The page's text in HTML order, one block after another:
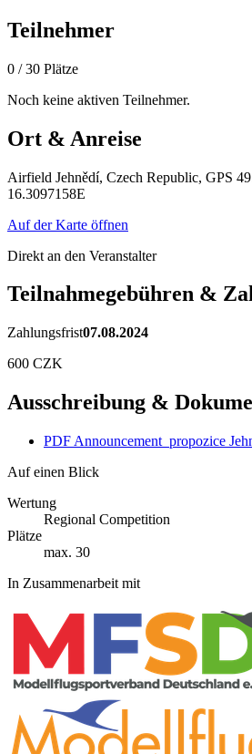
Teilnehmer
0 / 30 Plätze
Noch keine aktiven Teilnehmer.
Ort & Anreise
Airfield Jehnědí, Czech Republic, GPS
16.3097158E
Auf der Karte öffnen
Direkt an den Veranstalter
Teilnahmegebühren &
Zahlungsfrist07.08.2024
600 CZK
Ausschreibung &
PDF Announcement_propozice
Auf einen Blick
Wertung
Regional Competition
Plätze
max. 30
In Zusammenarbeit mit